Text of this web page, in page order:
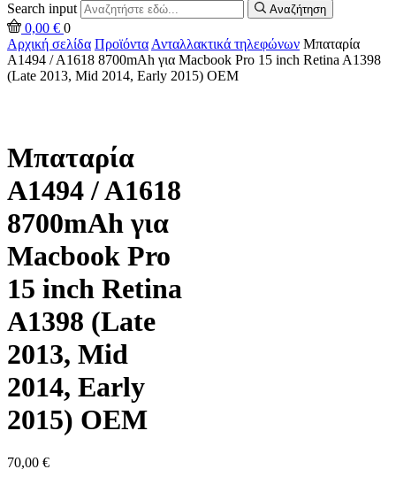
Search input Αναζήτηση
0,00 € 0
Αρχική σελίδα Προϊόντα Ανταλλακτικά τηλεφώνων Μπαταρία
A1494 / A1618 8700mAh για Macbook Pro 15 inch Retina A1398
(Late 2013, Mid 2014, Early 2015) OEM
Μπαταρία
A1494 / A1618
8700mAh για
Macbook Pro
15 inch Retina
A1398 (Late
2013, Mid
2014, Early
2015) OEM
70,00 €